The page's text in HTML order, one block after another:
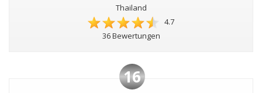
Thailand
4.7
36 Bewertungen
16